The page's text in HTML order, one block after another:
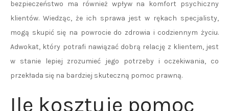
bezpieczeństwo ma również wpływ na komfort psychiczny
klientów. Wiedząc, że ich sprawa jest w rękach specjalisty,
mogą skupić się na powrocie do zdrowia i codziennym życiu.
Adwokat, który potrafi nawiązać dobrą relację z klientem, jest
w stanie lepiej zrozumieć jego potrzeby i oczekiwania, co
przekłada się na bardziej skuteczną pomoc prawną.
Ile kosztuje pomoc